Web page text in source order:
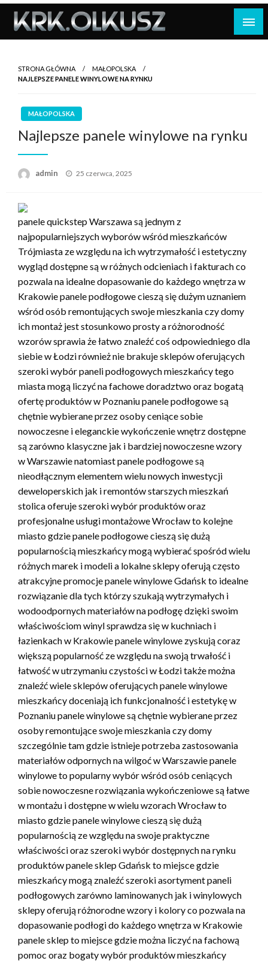
Skip
content
STRONA GŁÓWNA
MAŁOPOLSKA
NAJLEPSZE PANELE WINYLOWE NA RYNKU
MAŁOPOLSKA
Najlepsze panele winylowe na rynku
admin
Opublikowane
25 czerwca, 2025
panele quickstep Warszawa są jednym z
najpopularniejszych wyborów wśród mieszkańców
Trójmiasta ze względu na ich wytrzymałość i estetyczny
wygląd dostępne są w różnych odcieniach i fakturach co
pozwala na idealne dopasowanie do każdego wnętrza w
Krakowie panele podłogowe cieszą się dużym uznaniem
wśród osób remontujących swoje mieszkania czy domy
ich montaż jest stosunkowo prosty a różnorodność
wzorów sprawia że łatwo znaleźć coś odpowiedniego dla
siebie w Łodzi również nie brakuje sklepów oferujących
szeroki wybór paneli podłogowych mieszkańcy tego
miasta mogą liczyć na fachowe doradztwo oraz bogatą
ofertę produktów w Poznaniu panele podłogowe są
chętnie wybierane przez osoby ceniące sobie
nowoczesne i eleganckie wykończenie wnętrz dostępne
są zarówno klasyczne jak i bardziej nowoczesne wzory
w Warszawie natomiast panele podłogowe są
nieodłącznym elementem wielu nowych inwestycji
deweloperskich jak i remontów starszych mieszkań
stolica oferuje szeroki wybór produktów oraz
profesjonalne usługi montażowe Wrocław to kolejne
miasto gdzie panele podłogowe cieszą się dużą
popularnością mieszkańcy mogą wybierać spośród wielu
różnych marek i modeli a lokalne sklepy oferują często
atrakcyjne promocje panele winylowe Gdańsk to idealne
rozwiązanie dla tych którzy szukają wytrzymałych i
wodoodpornych materiałów na podłogę dzięki swoim
właściwościom winyl sprawdza się w kuchniach i
łazienkach w Krakowie panele winylowe zyskują coraz
większą popularność ze względu na swoją trwałość i
łatwość w utrzymaniu czystości w Łodzi także można
znaleźć wiele sklepów oferujących panele winylowe
mieszkańcy doceniają ich funkcjonalność i estetykę w
Poznaniu panele winylowe są chętnie wybierane przez
osoby remontujące swoje mieszkania czy domy
szczególnie tam gdzie istnieje potrzeba zastosowania
materiałów odpornych na wilgoć w Warszawie panele
winylowe to popularny wybór wśród osób ceniących
sobie nowoczesne rozwiązania wykończeniowe są łatwe
w montażu i dostępne w wielu wzorach Wrocław to
miasto gdzie panele winylowe cieszą się dużą
popularnością ze względu na swoje praktyczne
właściwości oraz szeroki wybór dostępnych na rynku
produktów panele sklep Gdańsk to miejsce gdzie
mieszkańcy mogą znaleźć szeroki asortyment paneli
podłogowych zarówno laminowanych jak i winylowych
sklepy oferują różnorodne wzory i kolory co pozwala na
dopasowanie podłogi do każdego wnętrza w Krakowie
panele sklep to miejsce gdzie można liczyć na fachową
pomoc oraz bogaty wybór produktów mieszkańcy